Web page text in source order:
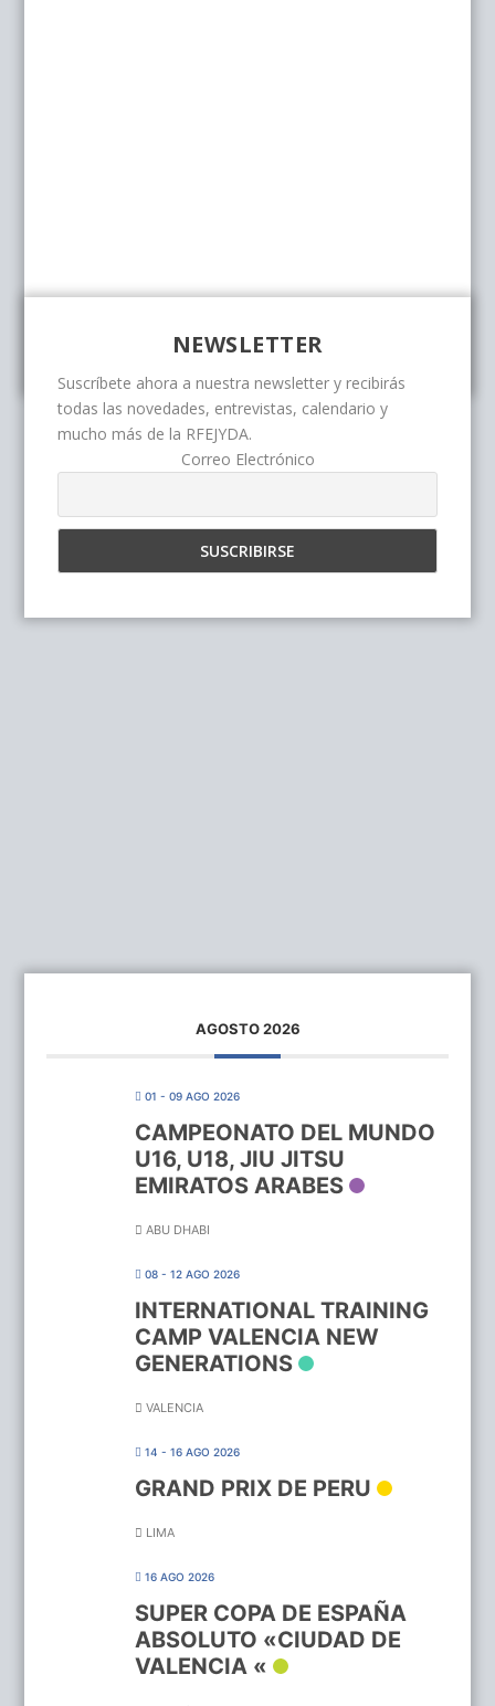
NEWSLETTER
Suscríbete ahora a nuestra newsletter y recibirás
todas las novedades, entrevistas, calendario y
mucho más de la RFEJYDA.
Correo Electrónico
AGOSTO 2026
01 - 09 AGO 2026
CAMPEONATO DEL MUNDO
U16, U18, JIU JITSU
EMIRATOS ARABES
ABU DHABI
08 - 12 AGO 2026
INTERNATIONAL TRAINING
CAMP VALENCIA NEW
GENERATIONS
VALENCIA
14 - 16 AGO 2026
GRAND PRIX DE PERU
LIMA
16 AGO 2026
SUPER COPA DE ESPAÑA
ABSOLUTO «CIUDAD DE
VALENCIA «